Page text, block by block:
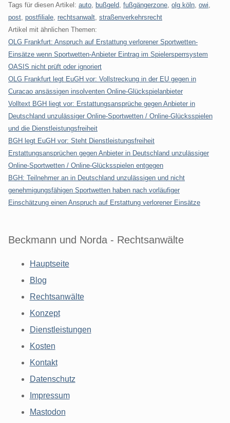
Tags für diesen Artikel: auto bußgeld fußgängerzone olg köln owi
post postfiliale rechtsanwalt straßenverkehrsrecht
Artikel mit ähnlichen Themen:
OLG Frankfurt: Anspruch auf Erstattung verlorener Sportwetten-
Einsätze wenn Sportwetten-Anbieter Eintrag im Spielersperrsystem
OASIS nicht prüft oder ignoriert
OLG Frankfurt legt EuGH vor: Vollstreckung in der EU gegen in
Curacao ansässigen insolventen Online-Glückspielanbieter
Volltext BGH liegt vor: Erstattungsansprüche gegen Anbieter in
Deutschland unzulässiger Online-Sportwetten / Online-Glücksspielen
und die Dienstleistungsfreiheit
BGH legt EuGH vor: Steht Dienstleistungsfreiheit
Erstattungsansprüchen gegen Anbieter in Deutschland unzulässiger
Online-Sportwetten / Online-Glücksspielen entgegen
BGH: Teilnehmer an in Deutschland unzulässigen und nicht
genehmigungsfähigen Sportwetten haben nach vorläufiger
Einschätzung einen Anspruch auf Erstattung verlorener Einsätze
Beckmann und Norda - Rechtsanwälte
Hauptseite
Blog
Rechtsanwälte
Konzept
Dienstleistungen
Kosten
Kontakt
Datenschutz
Impressum
Mastodon